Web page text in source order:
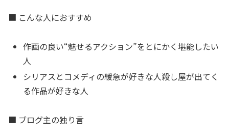
■ こんな人におすすめ
作画の良い“魅せるアクション”をとにかく堪能したい
人
シリアスとコメディの緩急が好きな人殺し屋が出てく
る作品が好きな人
■ ブログ主の独り言